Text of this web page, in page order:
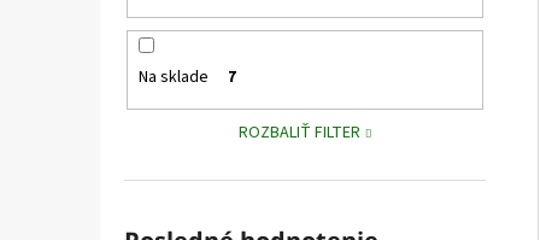
Na sklade 7
ROZBALIŤ FILTER